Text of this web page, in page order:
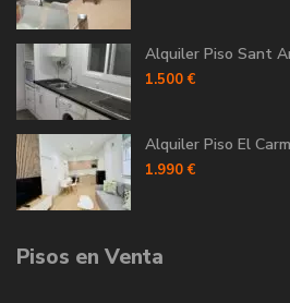
Alquiler Piso Sant
1.500 €
Alquiler Piso El
1.990 €
Pisos en Venta